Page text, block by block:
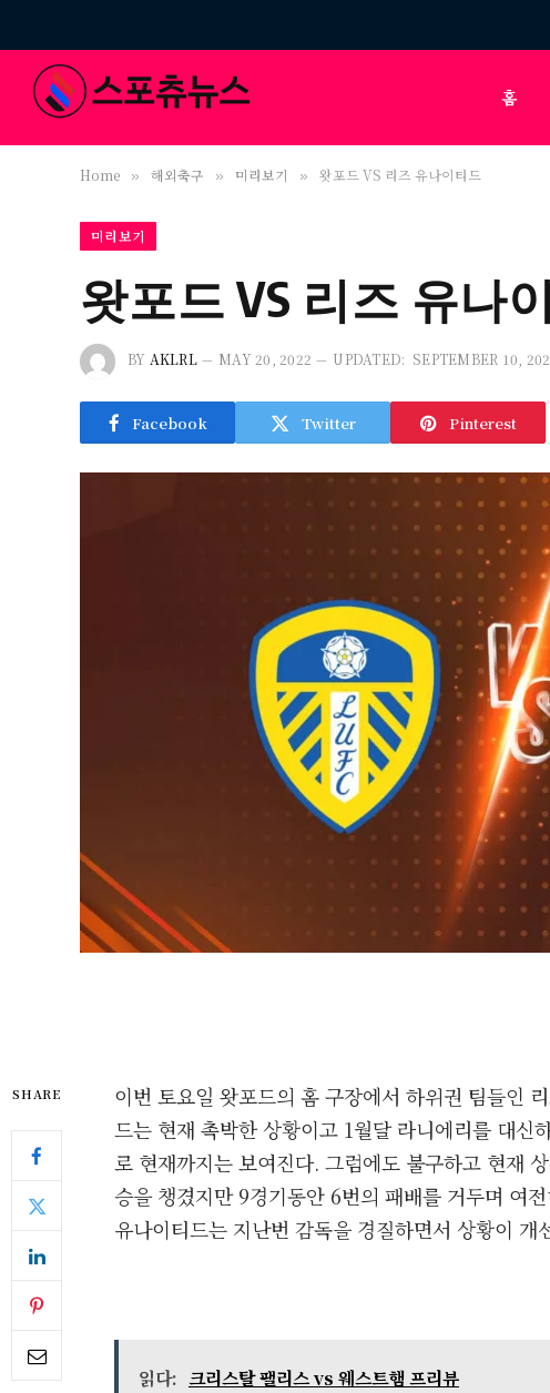
홈
Home » 해외축구 » 미리보기 » 왓포드 VS 리즈 유나이티드
미리보기
왓포드 VS 리즈 유나
BY AKLRL MAY 20, 2022 UPDATED: SEPTEMBER 10,
Facebook Twitter Pinterest
SHARE
이번 토요일 왓포드의 홈 구장에서 하위권 팀들인
드는 현재 촉박한 상황이고 1월달 라니에리를 대신
로 현재까지는 보여진다. 그럼에도 불구하고 현재
승을 챙겼지만 9경기동안 6번의 패배를 거두며 여
유나이티드는 지난번 감독을 경질하면서 상황이 개
읽다: 크리스탈 팰리스 vs 웨스트햄 프리뷰